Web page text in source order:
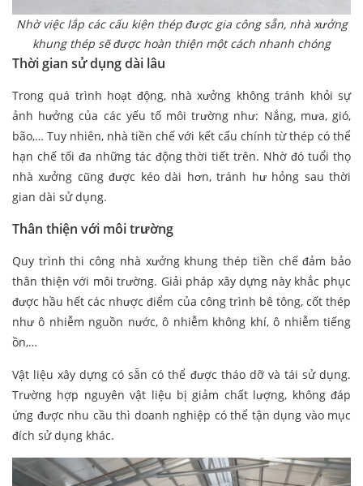
Nhờ việc lắp các cấu kiện thép được gia công sẵn, nhà xưởng
khung thép sẽ được hoàn thiện một cách nhanh chóng
Thời gian sử dụng dài lâu
Trong quá trình hoạt động, nhà xưởng không tránh khỏi sự
ảnh hưởng của các yếu tố môi trường như: Nắng, mưa, gió,
bão,… Tuy nhiên, nhà tiền chế với kết cấu chính từ thép có thể
hạn chế tối đa những tác động thời tiết trên. Nhờ đó tuổi thọ
nhà xưởng cũng được kéo dài hơn, tránh hư hỏng sau thời
gian dài sử dụng.
Thân thiện với môi trường
Quy trình thi công nhà xưởng khung thép tiền chế đảm bảo
thân thiện với môi trường. Giải pháp xây dựng này khắc phục
được hầu hết các nhược điểm của công trình bê tông, cốt thép
như ô nhiễm nguồn nước, ô nhiễm không khí, ô nhiễm tiếng
ồn,…
Vật liệu xây dựng có sẵn có thể được tháo dỡ và tái sử dụng.
Trường hợp nguyên vật liệu bị giảm chất lượng, không đáp
ứng được nhu cầu thì doanh nghiệp có thể tận dụng vào mục
đích sử dụng khác.